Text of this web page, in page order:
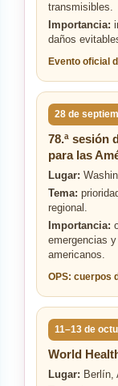
transmisibles.
Importancia:
daños
Evento oficial
28 de
78.ª sesión
para las
Lugar:
Tema:
regional.
Importancia:
emergencias
americanos.
OPS: cuerpos
11–13 de
World
Lugar: Berlín,